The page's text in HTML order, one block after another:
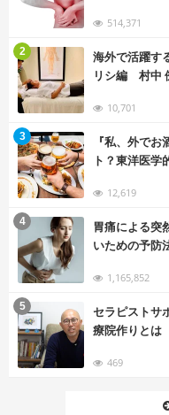
514,371
海外で活躍す
リシ編 村中
10,701
2
『私、外で
ト？東洋医学
12,619
3
胃痛による突
いための予防
1,165,852
4
セラピストサ
療院作りとは
469
5